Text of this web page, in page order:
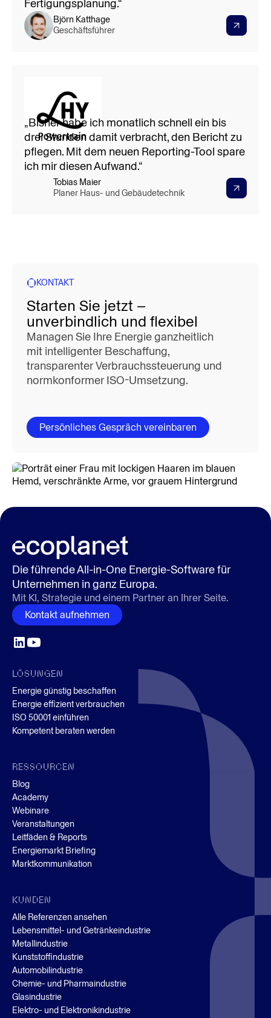
Fertigungsplanung.“
Björn Katthage
Geschäftsführer
„Bisher habe ich monatlich schnell ein bis
drei Stunden damit verbracht, den Bericht zu
pflegen. Mit dem neuen Reporting-Tool spare
ich mir diesen Aufwand.“
Tobias Maier
Planer Haus- und Gebäudetechnik
50%
Zeitersparnis im Energiemanagement
KONTAKT
Starten Sie jetzt –
unverbindlich und flexibel
Managen Sie Ihre Energie ganzheitlich
mit intelligenter Beschaffung,
transparenter Verbrauchssteuerung und
normkonformer ISO-Umsetzung.
Persönliches Gespräch vereinbaren
Dr. Isabella Stojkovski
Die führende All-in-One Energie-Software für
Unternehmen in ganz Europa.
Mit KI, Strategie und einem Partner an Ihrer Seite.
Kontakt aufnehmen
LÖSUNGEN
Energie günstig beschaffen
Energie effizient verbrauchen
ISO 50001 einführen
Kompetent beraten werden
RESSOURCEN
Blog
Academy
Webinare
Veranstaltungen
Leitfäden & Reports
Energiemarkt Briefing
Marktkommunikation
KUNDEN
Alle Referenzen ansehen
Lebensmittel- und Getränkeindustrie
Metallindustrie
Kunststoffindustrie
Automobilindustrie
Chemie- und Pharmaindustrie
Glasindustrie
Elektro- und Elektronikindustrie